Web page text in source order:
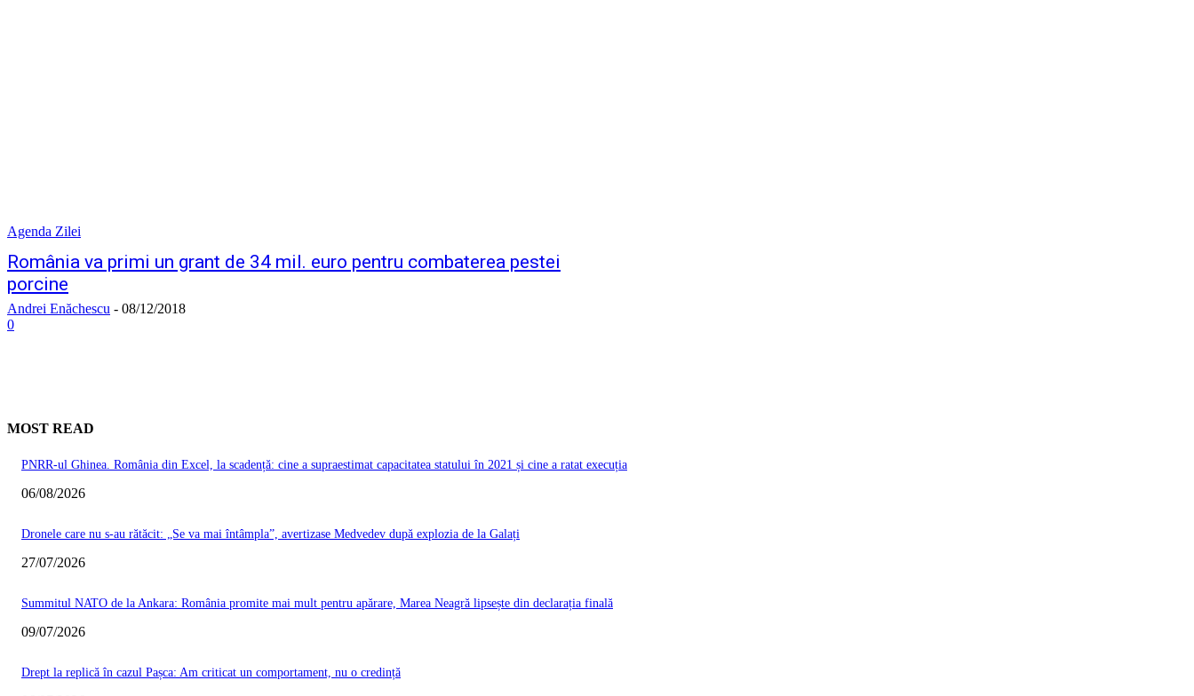
Agenda Zilei
România va primi un grant de 34 mil. euro pentru combaterea pestei
porcine
Andrei Enăchescu - 08/12/2018
0
MOST READ
PNRR-ul Ghinea. România din Excel, la scadență: cine a supraestimat capacitatea statului în 2021 și cine a ratat execuția
06/08/2026
Dronele care nu s-au rătăcit: „Se va mai întâmpla”, avertizase Medvedev după explozia de la Galați
27/07/2026
Summitul NATO de la Ankara: România promite mai mult pentru apărare, Marea Neagră lipsește din declarația finală
09/07/2026
Drept la replică în cazul Pașca: Am criticat un comportament, nu o credință